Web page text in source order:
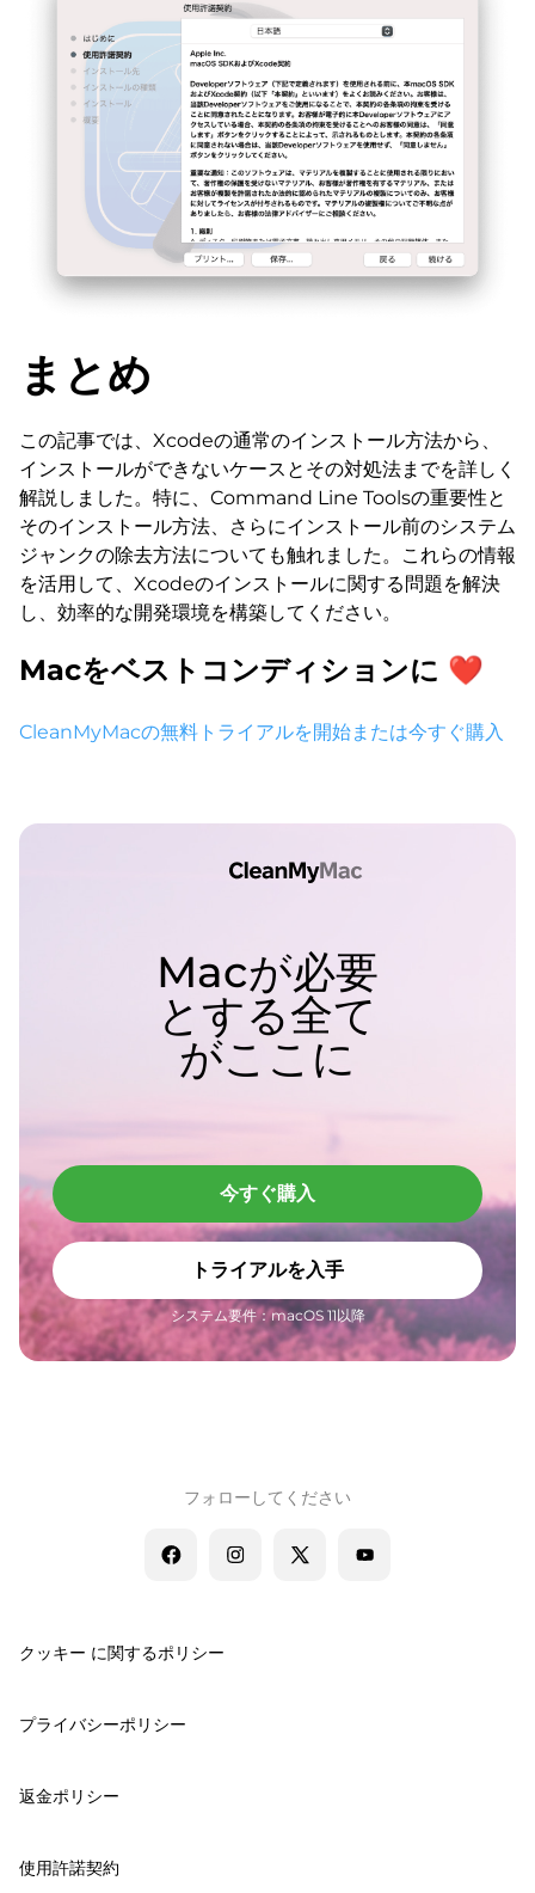
まとめ
この記事では、Xcodeの通常のインストール方法から、
インストールができないケースとその対処法までを詳しく
解説しました。特に、Command Line Toolsの重要性と
そのインストール方法、さらにインストール前のシステム
ジャンクの除去方法についても触れました。これらの情報
を活用して、Xcodeのインストールに関する問題を解決
し、効率的な開発環境を構築してください。
Macをベストコンディションに ❤
CleanMyMacの無料トライアルを開始または今すぐ購入
Macが必要
とする全て
がここに
今すぐ購入
トライアルを入手
システム要件：macOS 11以降
クッキー に関するポリシー
プライバシーポリシー
返金ポリシー
使用許諾契約
フォローしてください